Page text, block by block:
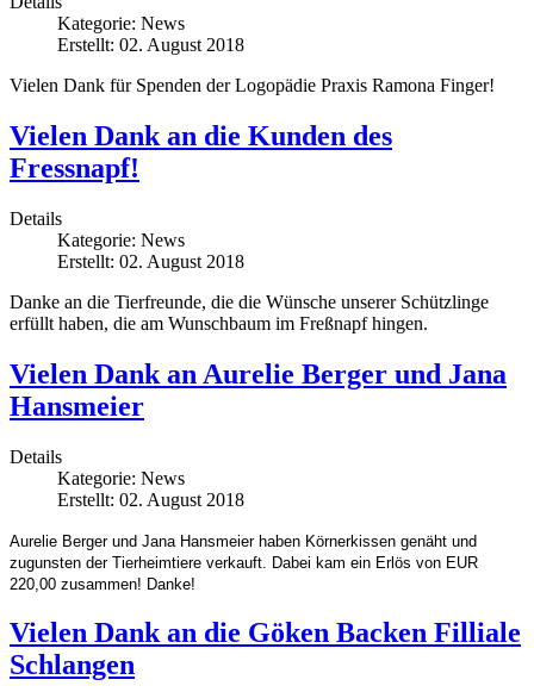
Kategorie: News
Erstellt: 02. August 2018
Vielen Dank für Spenden der Logopädie Praxis Ramona Finger!
Vielen Dank an die Kunden des
Fressnapf!
Details
Kategorie: News
Erstellt: 02. August 2018
Danke an die Tierfreunde, die die Wünsche unserer Schützlinge
erfüllt haben, die am Wunschbaum im Freßnapf hingen.
Vielen Dank an Aurelie Berger und Jana
Hansmeier
Details
Kategorie: News
Erstellt: 02. August 2018
Aurelie Berger und Jana Hansmeier haben Körnerkissen genäht und
zugunsten der Tierheimtiere verkauft. Dabei kam ein Erlös von EUR
220,00 zusammen! Danke!
Vielen Dank an die Göken Backen Filliale
Schlangen